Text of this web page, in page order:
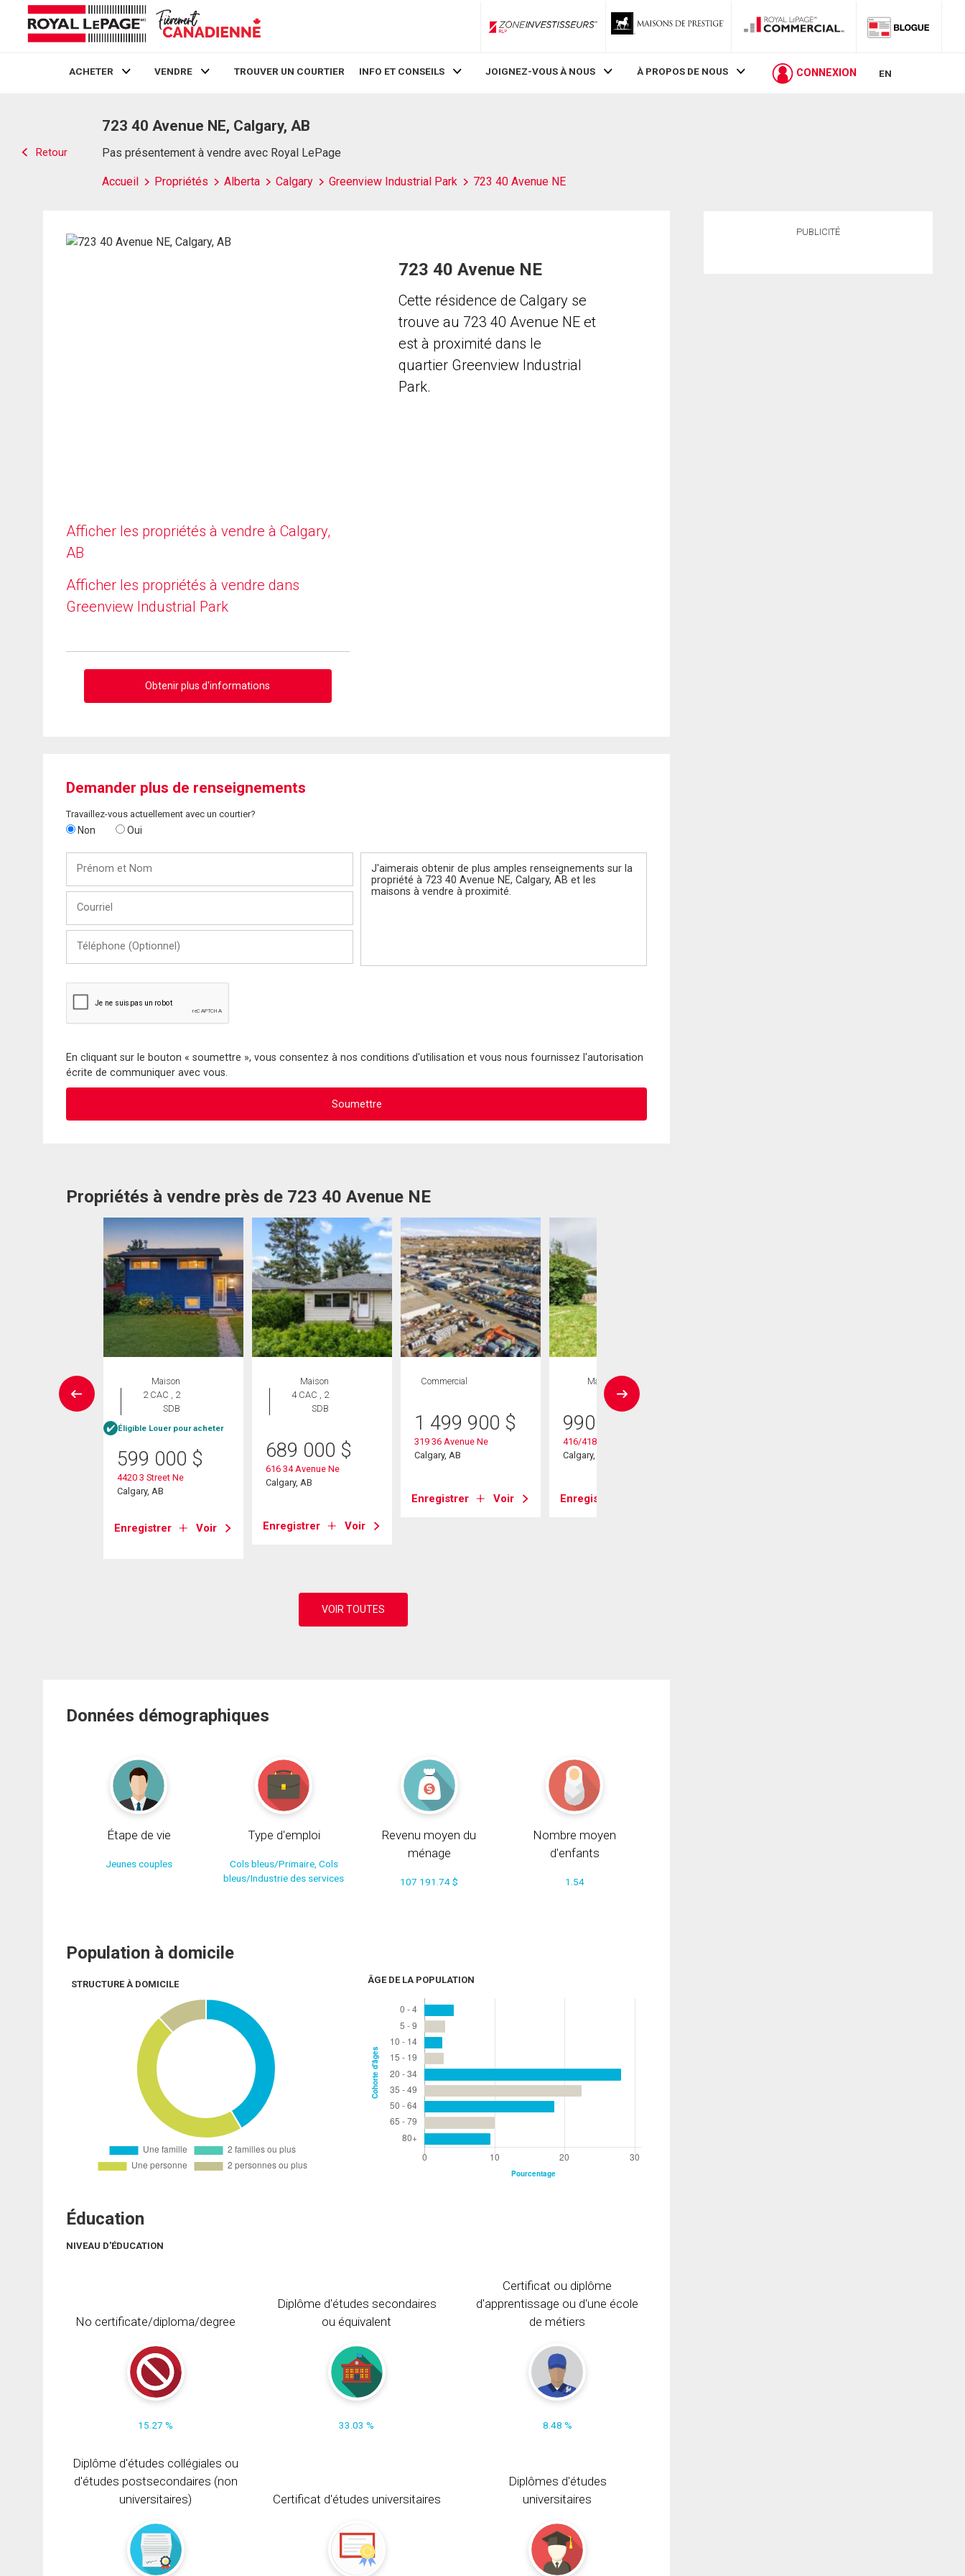
ZoneInvestisseurs RLP
ACHETER VENDRE TROUVER UN COURTIER INFO ET CONSEILS JOIGNEZ-VOUS À NOUS À PROPOS DE NOUS CONNEXION EN
Retour
723 40 Avenue NE, Calgary, AB
Pas présentement à vendre avec Royal LePage
Accueil Propriétés Alberta Calgary Greenview Industrial Park 723 40 Avenue NE
Afficher les propriétés à vendre à Calgary,
AB
Afficher les propriétés à vendre dans
Greenview Industrial Park
Obtenir plus d'informations
723 40 Avenue NE
Cette résidence de Calgary se
trouve au 723 40 Avenue NE et
est à proximité dans le
quartier Greenview Industrial
Park.
Demander plus de renseignements
Travaillez-vous actuellement avec un courtier?
Non Oui
Nom
(Optionnel)
En cliquant sur le bouton « soumettre », vous consentez à nos conditions d'utilisation et vous nous fournissez l'autorisation
écrite de communiquer avec vous.
Propriétés à vendre près de 723 40 Avenue NE
Maison
2 CAC , 2
SDB
Éligible Louer pour acheter
599 000 $
4420 3 Street Ne
Calgary, AB
Enregistrer Voir
Maison
4 CAC , 2
SDB
689 000 $
616 34 Avenue Ne
Calgary, AB
Enregistrer Voir
Commercial
1 499 900 $
319 36 Avenue Ne
Calgary, AB
Enregistrer Voir
Maison
990 000
416/418 33 Avenue Ne
Calgary, AB
Enregistrer
Données démographiques
Étape de vie
Jeunes couples
Type d'emploi
Cols bleus/Primaire, Cols
bleus/Industrie des services
Revenu moyen du
ménage
107 191.74 $
Nombre moyen
d'enfants
1.54
Population à domicile
STRUCTURE À DOMICILE ÂGE DE LA POPULATION
Éducation
NIVEAU D'ÉDUCATION
No certificate/diploma/degree
15.27 %
Diplôme d'études secondaires
ou équivalent
33.03 %
Certificat ou diplôme
d'apprentissage ou d'une école
de métiers
8.48 %
Diplôme d'études collégiales ou
d'études postsecondaires (non
universitaires)
Certificat d'études universitaires
Diplômes d'études
universitaires
PUBLICITÉ